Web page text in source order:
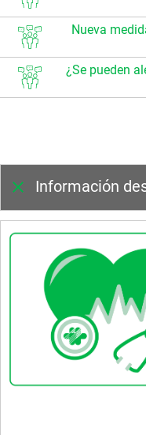
Nueva
¿Se pueden
Información